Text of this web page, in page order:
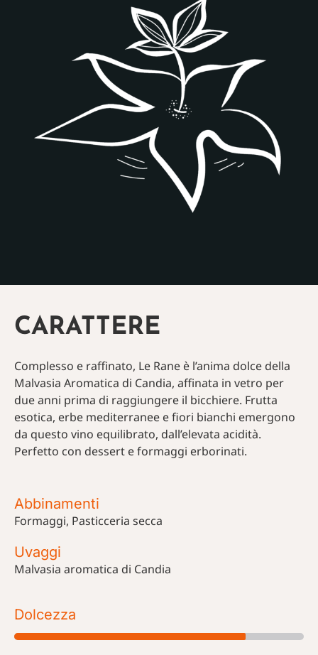
CARATTERE
Complesso e raffinato, Le Rane è l’anima dolce della
Malvasia Aromatica di Candia, affinata in vetro per
due anni prima di raggiungere il bicchiere. Frutta
esotica, erbe mediterranee e fiori bianchi emergono
da questo vino equilibrato, dall’elevata acidità.
Perfetto con dessert e formaggi erborinati.
Abbinamenti
Formaggi, Pasticceria secca
Uvaggi
Malvasia aromatica di Candia
Dolcezza